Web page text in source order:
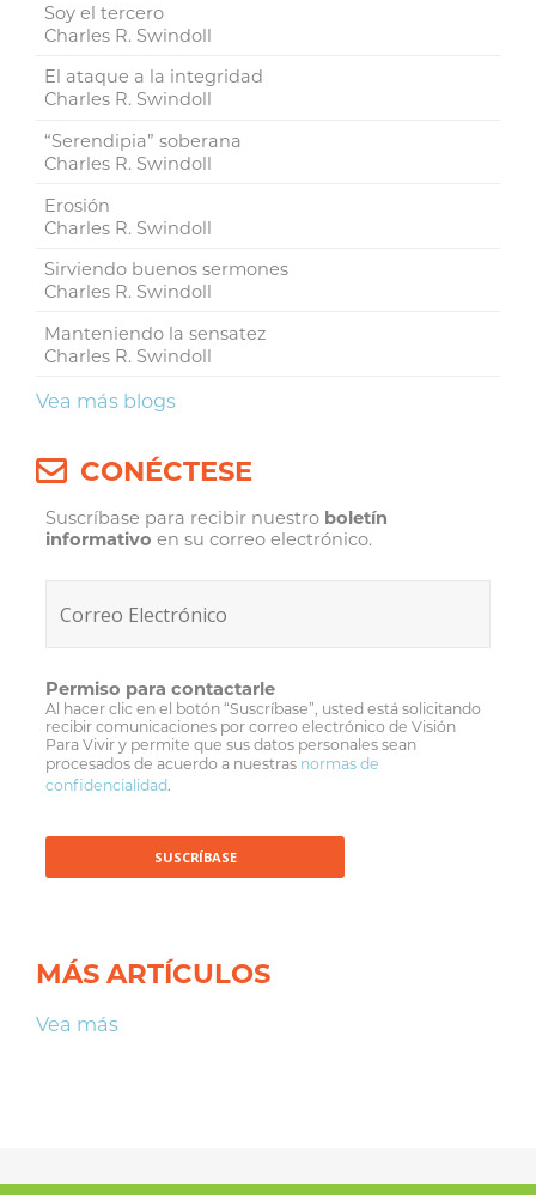
Soy el tercero
Charles R. Swindoll
El ataque a la integridad
Charles R. Swindoll
“Serendipia” soberana
Charles R. Swindoll
Erosión
Charles R. Swindoll
Sirviendo buenos sermones
Charles R. Swindoll
Manteniendo la sensatez
Charles R. Swindoll
Vea más blogs
CONÉCTESE
Suscríbase para recibir nuestro boletín
informativo en su correo electrónico.
Permiso para contactarle
Al hacer clic en el botón “Suscríbase”, usted está solicitando
recibir comunicaciones por correo electrónico de Visión
Para Vivir y permite que sus datos personales sean
procesados de acuerdo a nuestras normas de
confidencialidad.
MÁS ARTÍCULOS
Vea más